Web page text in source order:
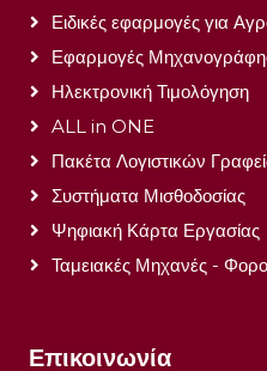
Ειδικές εφαρμογές για
Εφαρμογές
Ηλεκτρονική Τιμολόγηση
ALL in ONE
Πακέτα Λογιστικών
Συστήματα Μισθοδοσίας
Ψηφιακή Κάρτα Εργασίας
Ταμειακές Μηχανές -
Επικοινωνία